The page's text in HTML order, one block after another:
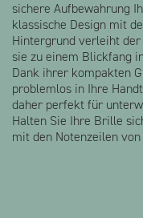
sichere Aufbewahrung
klassische Design mit
Hintergrund verleiht
sie zu einem Blickfang
Dank ihrer kompakten
problemlos in Ihre
daher perfekt für
Halten Sie Ihre Brille
mit den Notenzeilen von